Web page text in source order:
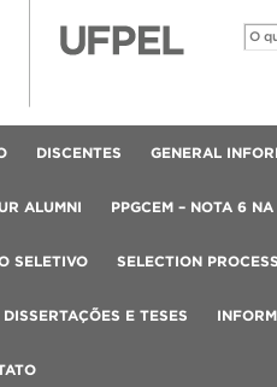
DISCENTES GENERAL
ALUMNI PPGCEM – NOTA 6
SELETIVO SELECTION PROCESS
DISSERTAÇÕES E TESES